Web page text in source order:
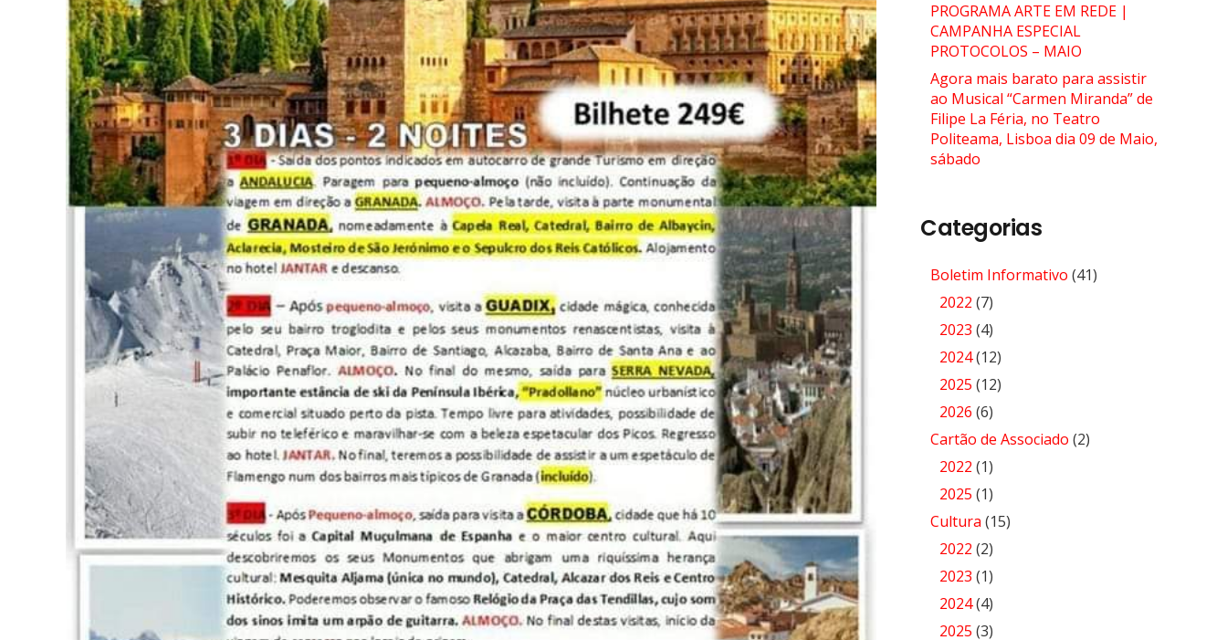
PROGRAMA ARTE EM REDE |
CAMPANHA ESPECIAL
PROTOCOLOS – MAIO
Agora mais barato para assistir
ao Musical “Carmen Miranda” de
Filipe La Féria, no Teatro
Politeama, Lisboa dia 09 de Maio,
sábado
Categorias
Boletim Informativo (41)
2022 (7)
2023 (4)
2024(12)
2025 (12)
2026 (6)
Cartão de Associado (2)
2022 (1)
2025 (1)
Cultura (15)
2022 (2)
2023 (1)
2024(4)
2025 (3)